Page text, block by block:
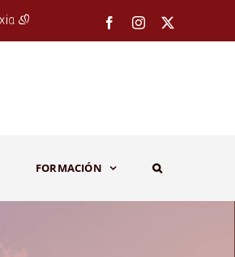
FacebookInstagram
FORMACIÓN